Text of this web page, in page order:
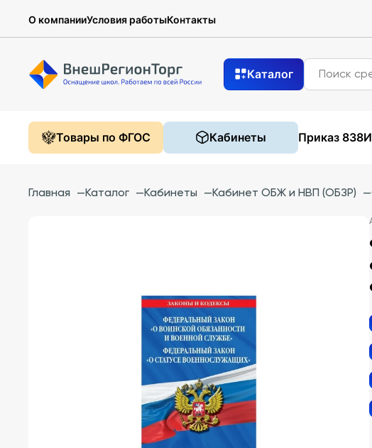
О компанииУсловия работыКонтакты
Каталог
Товары по ФГОС Кабинеты Приказ 838
Главная —Каталог —Кабинеты —Кабинет ОБЖ и НВП (ОБЗР) —